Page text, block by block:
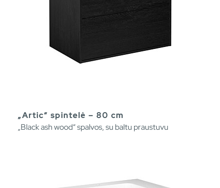
„Artic“ spintelė – 80 cm
„Black ash wood“ spalvos, su baltu praustuvu